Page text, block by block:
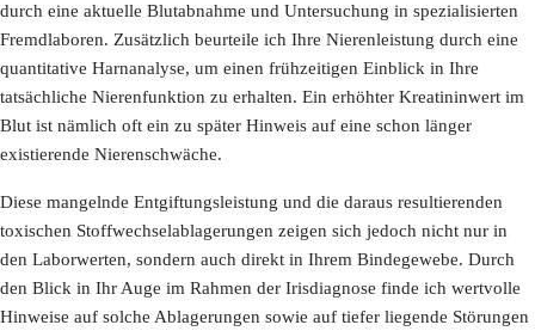
durch eine aktuelle Blutabnahme und Untersuchung in spezialisierten
Fremdlaboren. Zusätzlich beurteile ich Ihre Nierenleistung durch eine
quantitative Harnanalyse, um einen frühzeitigen Einblick in Ihre
tatsächliche Nierenfunktion zu erhalten. Ein erhöhter Kreatininwert im
Blut ist nämlich oft ein zu später Hinweis auf eine schon länger
existierende Nierenschwäche.
Diese mangelnde Entgiftungsleistung und die daraus resultierenden
toxischen Stoffwechselablagerungen zeigen sich jedoch nicht nur in
den Laborwerten, sondern auch direkt in Ihrem Bindegewebe. Durch
den Blick in Ihr Auge im Rahmen der Irisdiagnose finde ich wertvolle
Hinweise auf solche Ablagerungen sowie auf tiefer liegende Störungen